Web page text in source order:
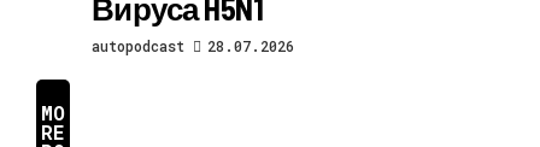
Вируса H5N1
autopodcast 28.07.2026
MO
RE